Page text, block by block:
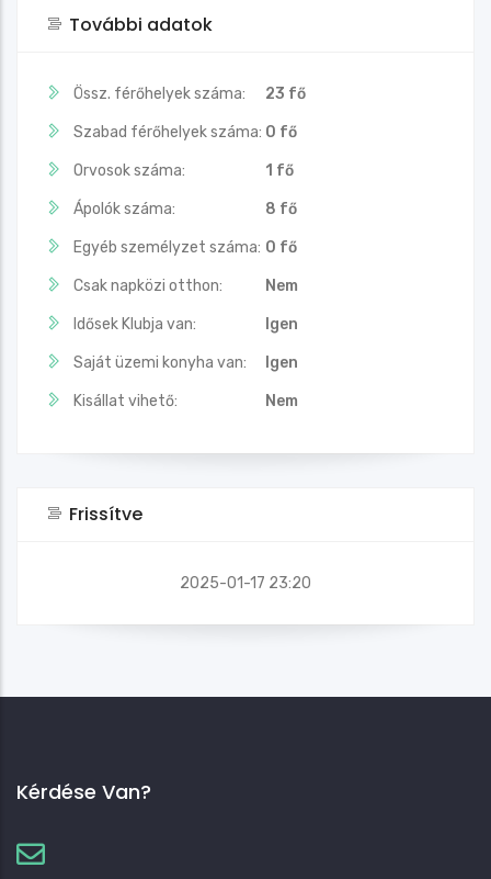
További adatok
Össz. férőhelyek száma: 23 fő
Szabad férőhelyek száma: 0 fő
Orvosok száma: 1 fő
Ápolók száma: 8 fő
Egyéb személyzet száma: 0 fő
Csak napközi otthon: Nem
Idősek Klubja van: Igen
Saját üzemi konyha van: Igen
Kisállat vihető: Nem
Frissítve
2025-01-17 23:20
Kérdése Van?